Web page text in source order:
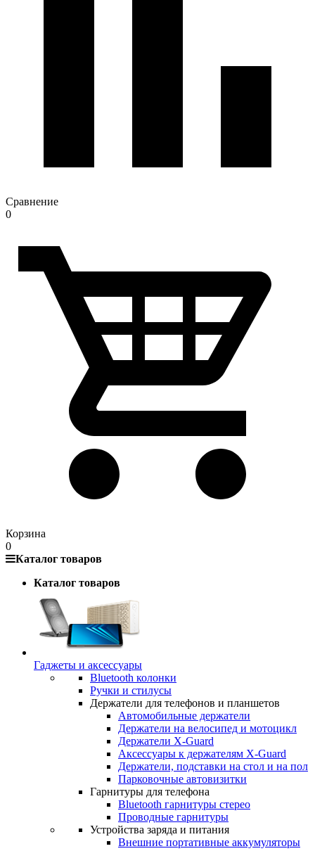
Сравнение
0
Корзина
0
Каталог товаров
Каталог товаров
Гаджеты и аксессуары
Bluetooth колонки
Ручки и стилусы
Держатели для телефонов и планшетов
Автомобильные держатели
Держатели на велосипед и мотоцикл
Держатели X-Guard
Аксессуары к держателям X-Guard
Держатели, подставки на стол и на пол
Парковочные автовизитки
Гарнитуры для телефона
Bluetooth гарнитуры стерео
Проводные гарнитуры
Устройства заряда и питания
Внешние портативные аккумуляторы